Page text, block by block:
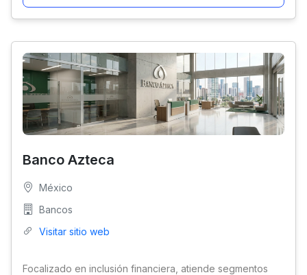
Banco Azteca
México
Bancos
Visitar sitio web
Focalizado en inclusión financiera, atiende segmentos